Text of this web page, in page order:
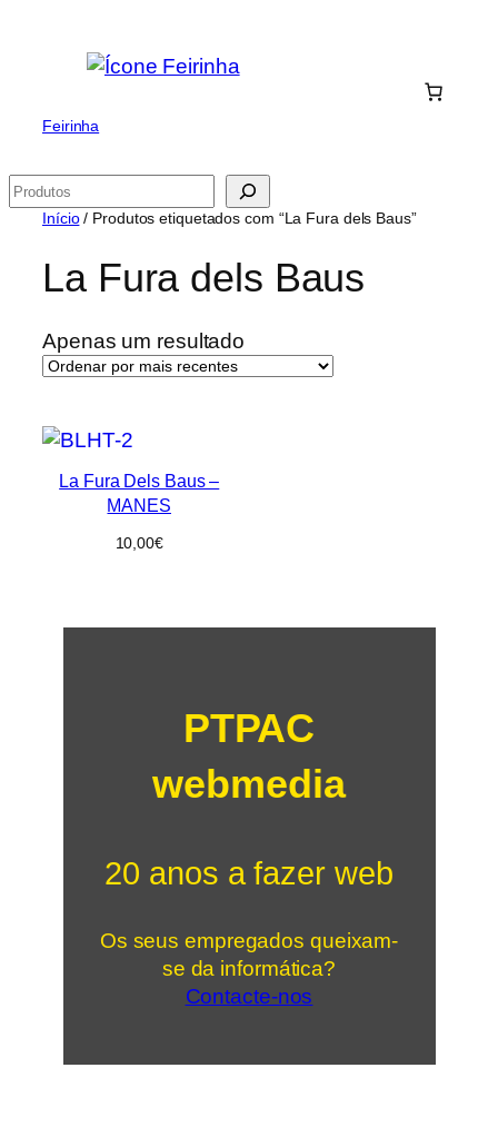
Feirinha
Pesquisar
Início/ Produtos etiquetados com “La Fura dels Baus”
La Fura dels Baus
Apenas um resultado
La Fura Dels Baus –
MANES
10,00€
PTPAC
webmedia
20 anos a fazer web
Os seus empregados queixam-
se da informática?
Contacte-nos